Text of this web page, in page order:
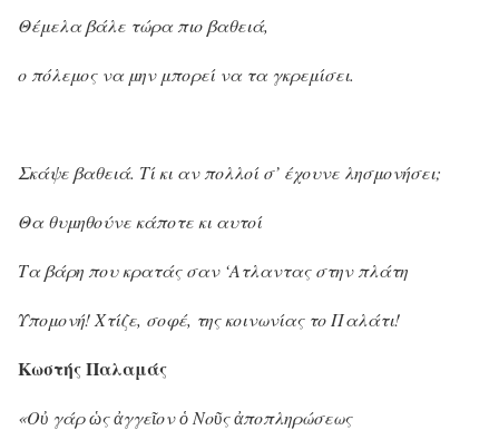
Θέμελα βάλε τώρα πιο βαθειά,
ο πόλεμος να μην μπορεί να τα γκρεμίσει.
Σκάψε βαθειά. Τί κι αν πολλοί σ’ έχουνε λησμονήσει;
Θα θυμηθούνε κάποτε κι αυτοί
Τα βάρη που κρατάς σαν ‘Ατλαντας στην πλάτη
Υπομονή! Χτίζε, σοφέ, της κοινωνίας το Παλάτι!
Κωστής Παλαμάς
«Οὐ γάρὡςἀγγεῖονὁ Νοῦςἀποπληρώσεως